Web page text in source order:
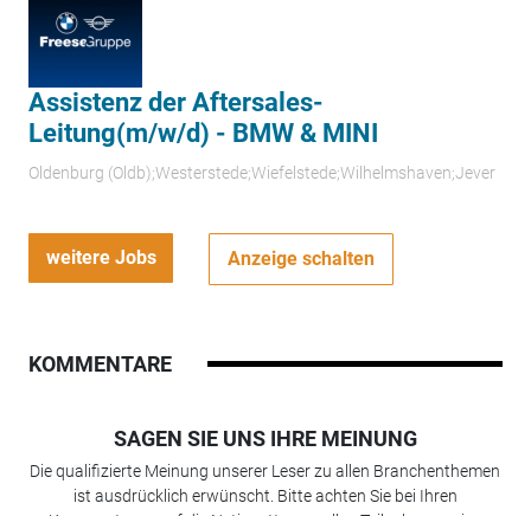
Assistenz der Aftersales-
Leitung(m/w/d) - BMW & MINI
Oldenburg (Oldb);Westerstede;Wiefelstede;Wilhelmshaven;Jever
weitere Jobs Anzeige schalten
KOMMENTARE
SAGEN SIE UNS IHRE MEINUNG
Die qualifizierte Meinung unserer Leser zu allen Branchenthemen
ist ausdrücklich erwünscht. Bitte achten Sie bei Ihren